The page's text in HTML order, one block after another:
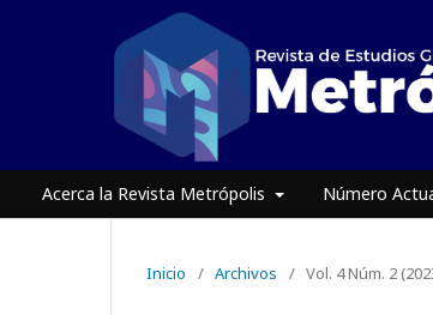
Acerca la Revista Metrópolis Número
Inicio / Archivos / Vol. 4 Núm. 2